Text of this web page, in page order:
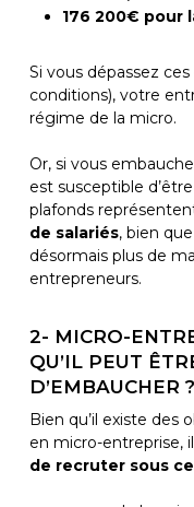
176 200€ pour
Si vous dépassez
conditions), votre
régime de la micro.
Or, si vous
est susceptible
plafonds
de salariés, bien
désormais plus de
entrepreneurs.
2- MICRO-
QU’IL PEUT
D’EMBAUCHER ?
Bien qu’il existe des
en micro-entreprise,
de recruter sous